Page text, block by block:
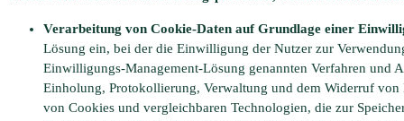
Verarbeitung von Cookie-Daten auf Grundlage einer
Lösung ein, bei der die Einwilligung der Nutzer zur
Einwilligungs-Management-Lösung genannten Verfahren und
Einholung, Protokollierung, Verwaltung und dem Widerruf
von Cookies und vergleichbaren Technologien, die zur